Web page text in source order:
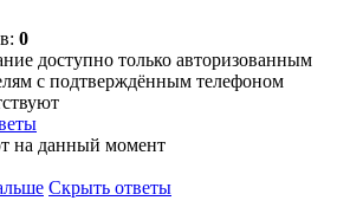
0
доступно только авторизованным
с подтверждённым телефоном
на данный момент
Скрыть ответы